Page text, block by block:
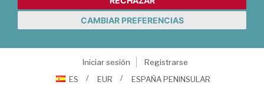
CAMBIAR PREFERENCIAS
Iniciar sesión
Registrarse
ES
EUR ESPAÑA PENINSULAR